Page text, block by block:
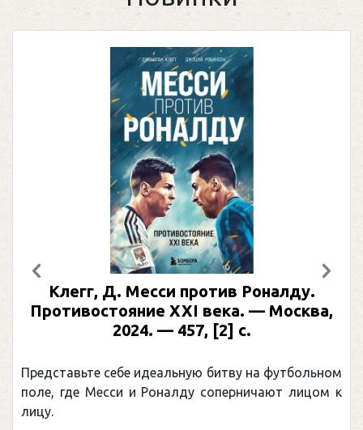
Клегг, Д. Месси против Роналду.
XXI века. — Москва,
2024. — 457, [2] с.
себе идеальную битву на футбольном
где Месси и Роналду соперничают лицом к
Предыдущий